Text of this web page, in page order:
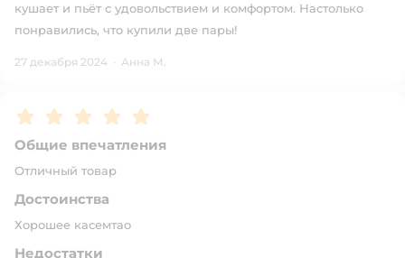
кушает и пьёт с удовольствием и комфортом. Настолько
понравились, что купили две пары!
27 декабря 2024 · Анна М.
Рейтинг:5
Общие впечатления
Отличный товар
Достоинства
Хорошее касемтао
Недостатки